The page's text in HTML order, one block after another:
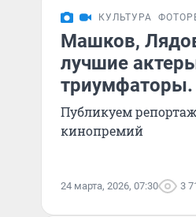
КУЛЬТУРА
Машков,
лучшие
триумфаторы.
Публикуем
кинопремий
24 марта, 2026, 07:30 3